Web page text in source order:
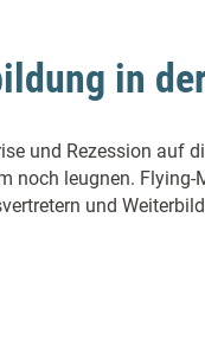
in
und Rezession auf
noch leugnen.
und